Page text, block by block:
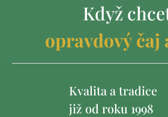
Když
opravdový čaj
Kvalita a tradice
již od roku 1998